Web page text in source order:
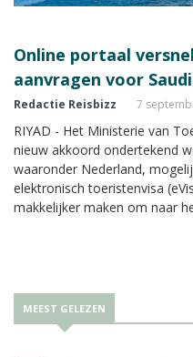
Online portaal
aanvragen voor
Redactie Reisbizz 7
RIYAD - Het Ministerie van
nieuw akkoord ondertekend
waaronder Nederland,
elektronisch toeristenvisa
makkelijker maken om naar
MEEST GELEZEN